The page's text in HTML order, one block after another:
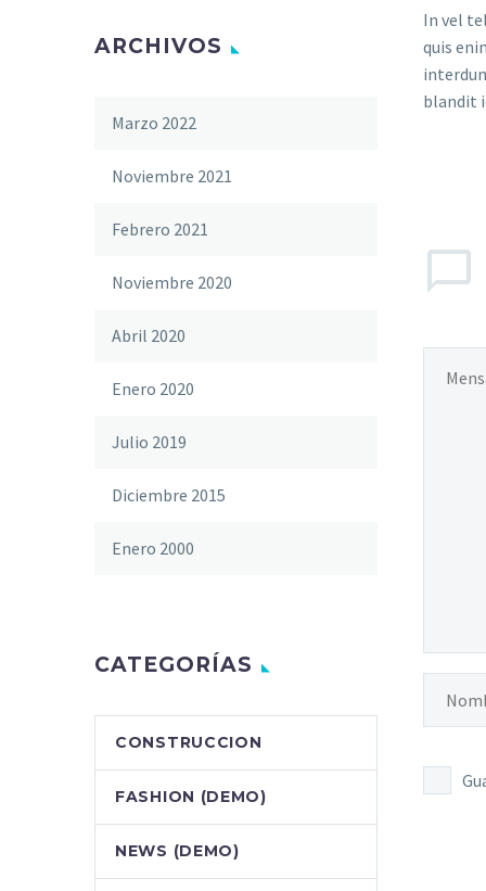
In vel
quis
blandit
ARCHIVOS
Marzo 2022
Noviembre 2021
Febrero 2021
Noviembre 2020
Abril 2020
Enero 2020
Julio 2019
Diciembre 2015
Enero 2000
CATEGORÍAS
CONSTRUCCION
FASHION (DEMO)
NEWS (DEMO)